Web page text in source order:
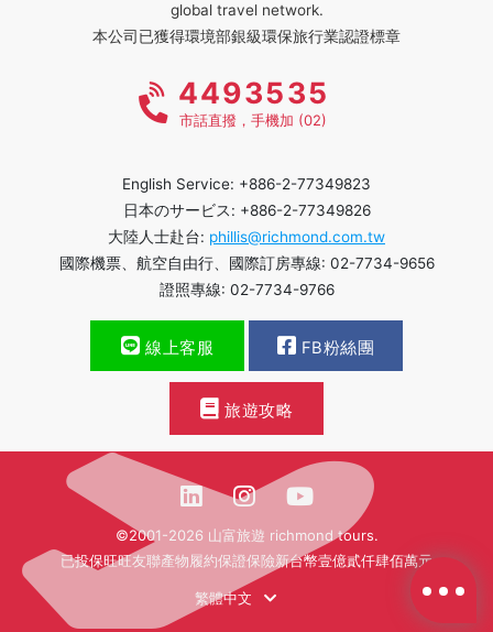
global travel network.
本公司已獲得環境部銀級環保旅行業認證標章
4493535
市話直撥，手機加 (02)
English Service: +886-2-77349823
日本のサービス: +886-2-77349826
大陸人士赴台: phillis@richmond.com.tw
國際機票、航空自由行、國際訂房專線: 02-7734-9656
證照專線: 02-7734-9766
線上客服 FB粉絲團
旅遊攻略
©2001-2026 山富旅遊 richmond tours.
已投保旺旺友聯產物履約保證保險新台幣壹億貳仟肆佰萬元
繁體中文